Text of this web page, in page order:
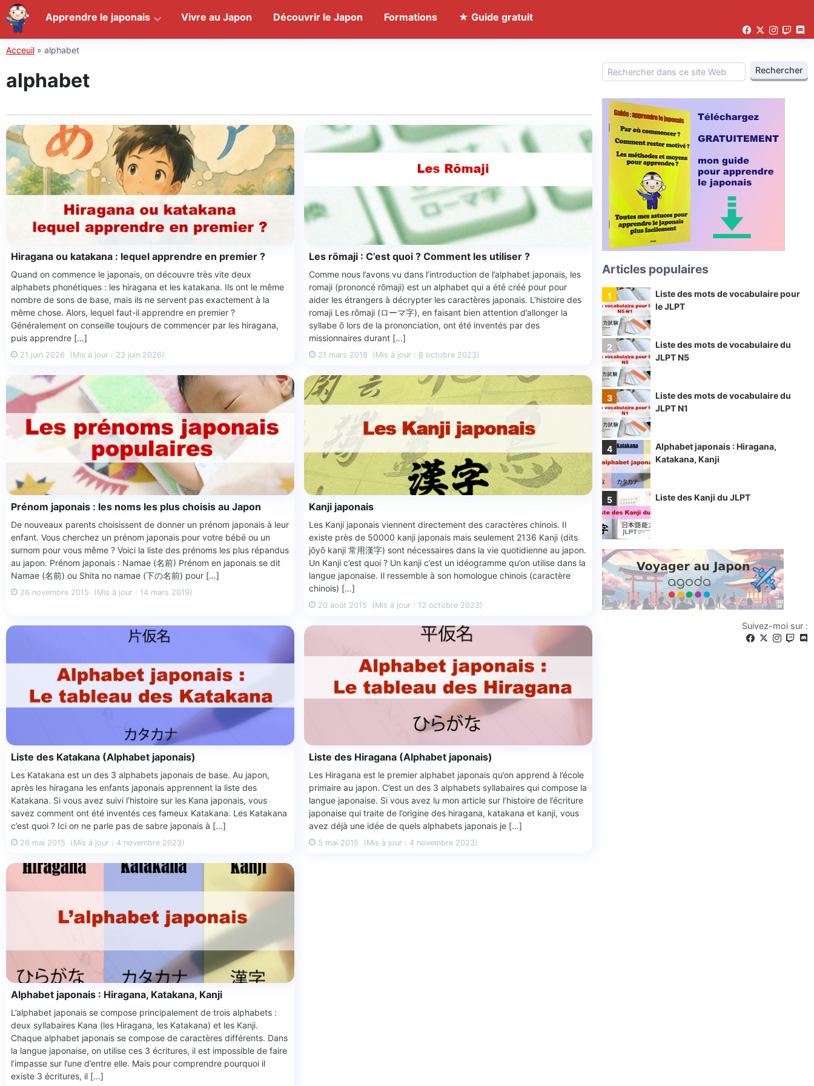
Acceuil » alphabet
alphabet
Hiragana ou katakana : lequel apprendre en premier ?
Quand on commence le japonais, on découvre très vite deux
alphabets phonétiques : les hiragana et les katakana. Ils ont le même
nombre de sons de base, mais ils ne servent pas exactement à la
même chose. Alors, lequel faut-il apprendre en premier ?
Généralement on conseille toujours de commencer par les hiragana,
puis apprendre […]
21 juin 2026 (Mis à jour : 23 juin 2026)
Les rōmaji : C’est quoi ? Comment les utiliser ?
Comme nous l’avons vu dans l’introduction de l’alphabet japonais, les
romaji (prononcé rōmaji) est un alphabet qui a été créé pour pour
aider les étrangers à décrypter les caractères japonais. L’histoire des
romaji Les rōmaji (ローマ字), en faisant bien attention d’allonger la
syllabe ō lors de la prononciation, ont été inventés par des
missionnaires durant […]
21 mars 2018 (Mis à jour : 8 octobre 2023)
Prénom japonais : les noms les plus choisis au Japon
De nouveaux parents choisissent de donner un prénom japonais à leur
enfant. Vous cherchez un prénom japonais pour votre bébé ou un
surnom pour vous même ? Voici la liste des prénoms les plus répandus
au japon. Prénom japonais : Namae (名前) Prénom en japonais se dit
Namae (名前) ou Shita no namae (下の名前) pour […]
26 novembre 2015 (Mis à jour : 14 mars 2019)
Kanji japonais
Les Kanji japonais viennent directement des caractères chinois. Il
existe près de 50000 kanji japonais mais seulement 2136 Kanji (dits
jōyō kanji 常用漢字) sont nécessaires dans la vie quotidienne au japon.
Un Kanji c’est quoi ? Un kanji c’est un idéogramme qu’on utilise dans la
langue japonaise. Il ressemble à son homologue chinois (caractère
chinois) […]
20 août 2015 (Mis à jour : 12 octobre 2023)
Liste des Katakana (Alphabet japonais)
Les Katakana est un des 3 alphabets japonais de base. Au japon,
après les hiragana les enfants japonais apprennent la liste des
Katakana. Si vous avez suivi l’histoire sur les Kana japonais, vous
savez comment ont été inventés ces fameux Katakana. Les Katakana
c’est quoi ? Ici on ne parle pas de sabre japonais à […]
26 mai 2015 (Mis à jour : 4 novembre 2023)
Liste des Hiragana (Alphabet japonais)
Les Hiragana est le premier alphabet japonais qu’on apprend à l’école
primaire au japon. C’est un des 3 alphabets syllabaires qui compose la
langue japonaise. Si vous avez lu mon article sur l’histoire de l’écriture
japonaise qui traite de l’origine des hiragana, katakana et kanji, vous
avez déjà une idée de quels alphabets japonais je […]
5 mai 2015 (Mis à jour : 4 novembre 2023)
Alphabet japonais : Hiragana, Katakana, Kanji
L’alphabet japonais se compose principalement de trois alphabets :
deux syllabaires Kana (les Hiragana, les Katakana) et les Kanji.
Chaque alphabet japonais se compose de caractères différents. Dans
la langue japonaise, on utilise ces 3 écritures, il est impossible de faire
l’impasse sur l’une d’entre elle. Mais pour comprendre pourquoi il
existe 3 écritures, il […]
Articles populaires
Liste des mots de vocabulaire pour
le JLPT
Liste des mots de vocabulaire du
JLPT N5
Liste des mots de vocabulaire du
JLPT N1
Alphabet japonais : Hiragana,
Katakana, Kanji
Liste des Kanji du JLPT
Suivez-moi sur :
Apprendre le japonais Vivre au Japon Découvrir le Japon Formations ★ Guide gratuit